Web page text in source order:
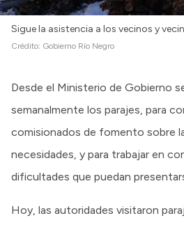
Sigue la asistencia a los vecinos y
Crédito: Gobierno Río Negro
Desde el Ministerio de Gobierno
semanalmente los parajes, para
comisionados de fomento sobre
necesidades, y para trabajar en
dificultades que puedan
Hoy, las autoridades visitaron